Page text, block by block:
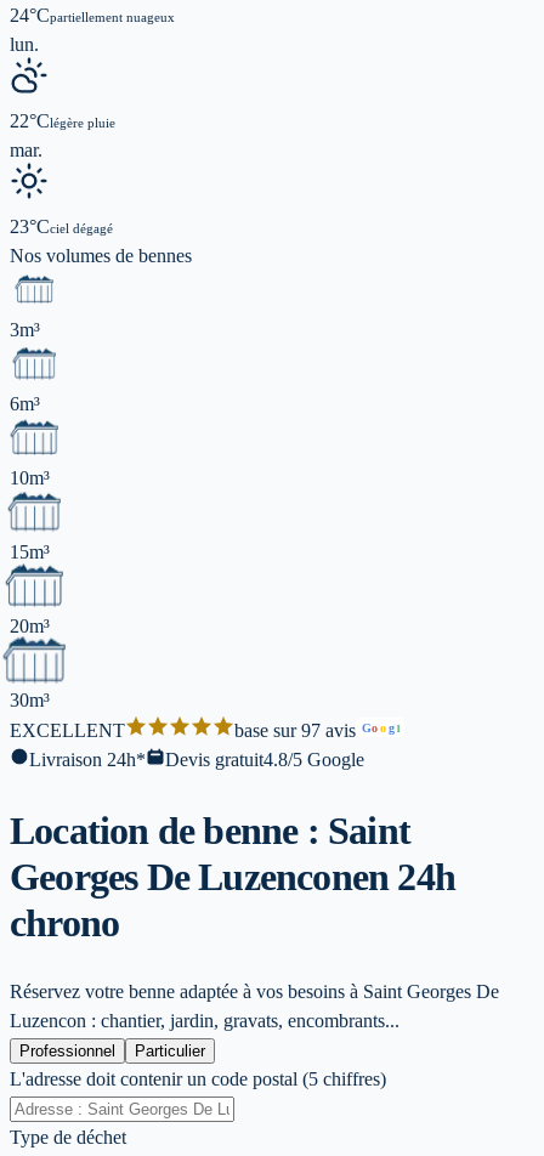
24°Cpartiellement nuageux
lun.
22°Clégère pluie
mar.
23°Cciel dégagé
Nos volumes de bennes
3m³
6m³
10m³
15m³
20m³
30m³
EXCELLENT
base sur 97 avis Goog l
Livraison 24h* Devis gratuit4.8/5 Google
Location de benne : Saint
Georges De Luzenconen 24h
chrono
Réservez votre benne adaptée à vos besoins à Saint Georges De
Luzencon : chantier, jardin, gravats, encombrants...
Professionnel Particulier
L'adresse doit contenir un code postal (5 chiffres)
Type de déchet